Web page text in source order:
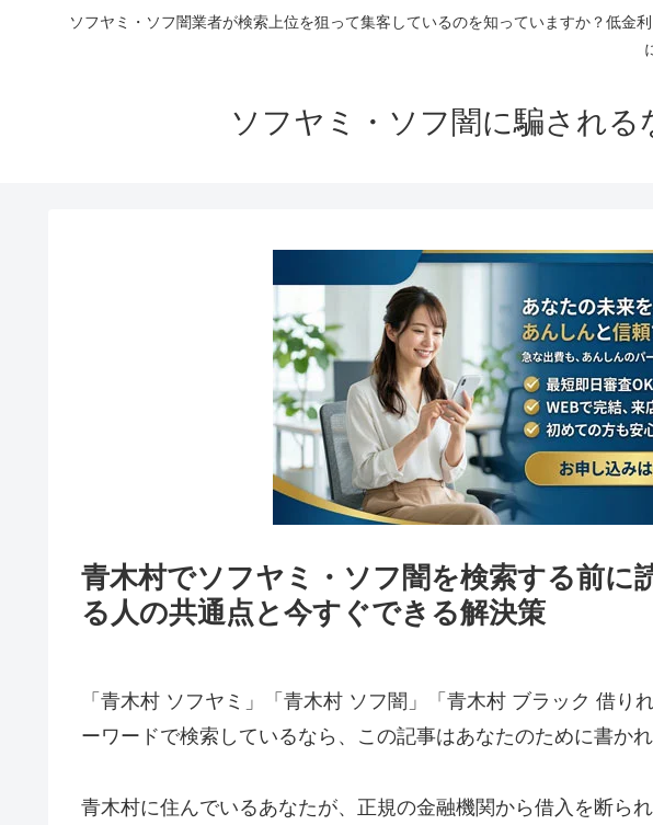
ソフヤミ・ソフ闇業者が検索上位を狙って集客しているのを知っていますか？低
ソフヤミ・ソフ闇に騙され
青木村でソフヤミ・ソフ闇を検索する前に
る人の共通点と今すぐできる解決策
「青木村 ソフヤミ」「青木村 ソフ闇」「青木村 ブラック 借り
ーワードで検索しているなら、この記事はあなたのために書かれ
青木村に住んでいるあなたが、正規の金融機関から借入を断ら